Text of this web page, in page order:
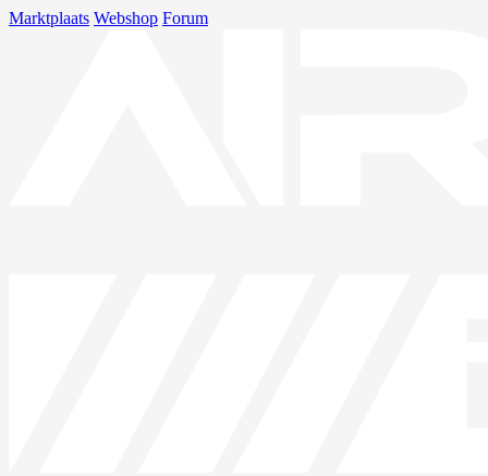
Marktplaats Webshop Forum